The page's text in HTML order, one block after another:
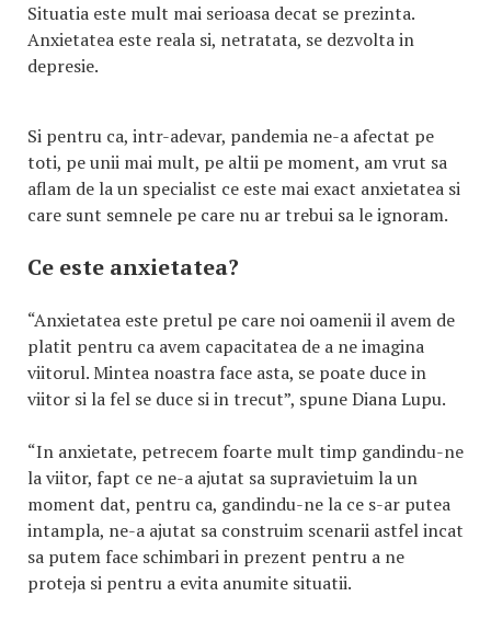
Situatia este mult mai serioasa decat se prezinta.
Anxietatea este reala si, netratata, se dezvolta in
depresie.
Si pentru ca, intr-adevar, pandemia ne-a afectat pe
toti, pe unii mai mult, pe altii pe moment, am vrut sa
aflam de la un specialist ce este mai exact anxietatea si
care sunt semnele pe care nu ar trebui sa le ignoram.
Ce este anxietatea?
“Anxietatea este pretul pe care noi oamenii il avem de
platit pentru ca avem capacitatea de a ne imagina
viitorul. Mintea noastra face asta, se poate duce in
viitor si la fel se duce si in trecut”, spune Diana Lupu.
“In anxietate, petrecem foarte mult timp gandindu-ne
la viitor, fapt ce ne-a ajutat sa supravietuim la un
moment dat, pentru ca, gandindu-ne la ce s-ar putea
intampla, ne-a ajutat sa construim scenarii astfel incat
sa putem face schimbari in prezent pentru a ne
proteja si pentru a evita anumite situatii.